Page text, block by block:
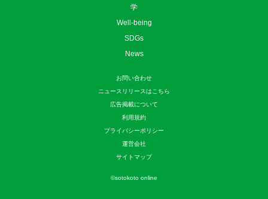
学
Well-being
SDGs
News
お問い合わせ
ニュースリリースはこちら
広告掲載について
利用規約
プライバシーポリシー
運営会社
サイトマップ
©sotokoto online